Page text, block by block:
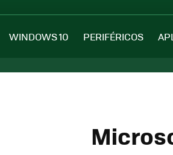
WINDOWS 10 PERIFÉRICOS